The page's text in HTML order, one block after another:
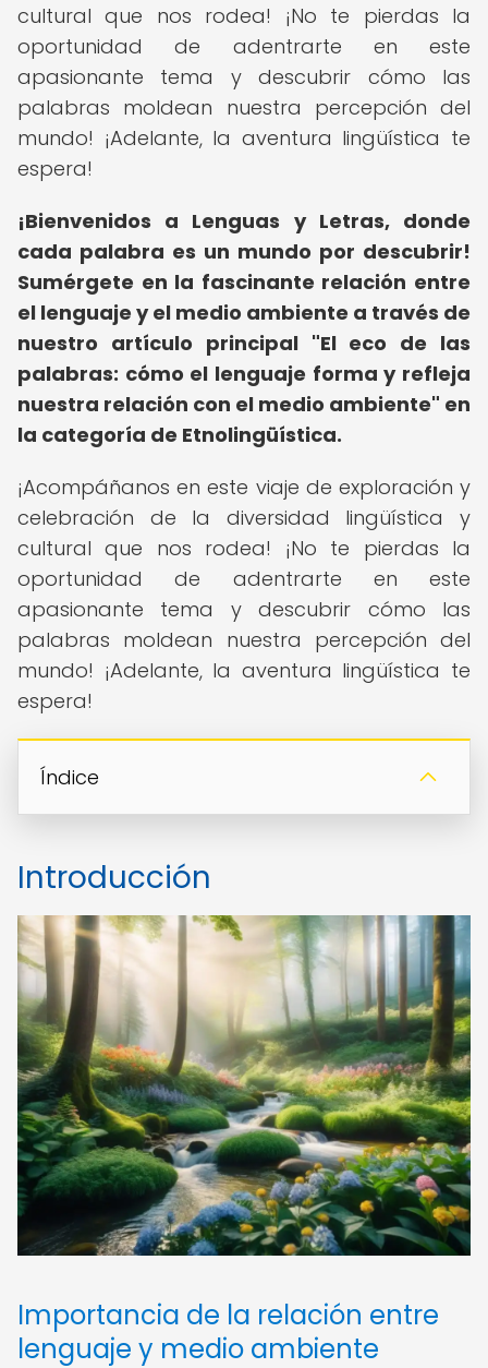
cultural que nos rodea! ¡No te pierdas la
oportunidad de adentrarte en este
apasionante tema y descubrir cómo las
palabras moldean nuestra percepción del
mundo! ¡Adelante, la aventura lingüística te
espera!
¡Bienvenidos a Lenguas y Letras, donde
cada palabra es un mundo por descubrir!
Sumérgete en la fascinante relación entre
el lenguaje y el medio ambiente a través de
nuestro artículo principal "El eco de las
palabras: cómo el lenguaje forma y refleja
nuestra relación con el medio ambiente" en
la categoría de Etnolingüística.
¡Acompáñanos en este viaje de exploración y
celebración de la diversidad lingüística y
cultural que nos rodea! ¡No te pierdas la
oportunidad de adentrarte en este
apasionante tema y descubrir cómo las
palabras moldean nuestra percepción del
mundo! ¡Adelante, la aventura lingüística te
espera!
Índice
Introducción
Importancia de la relación entre
lenguaje y medio ambiente